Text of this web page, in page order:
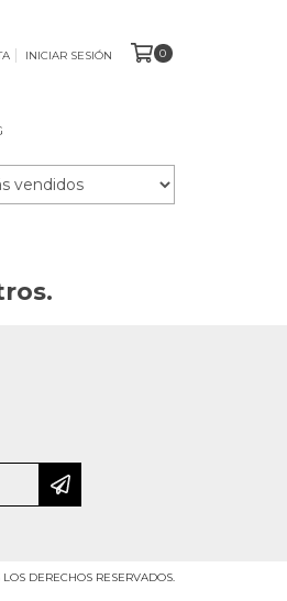
INICIAR SESIÓN 0
DERECHOS RESERVADOS.